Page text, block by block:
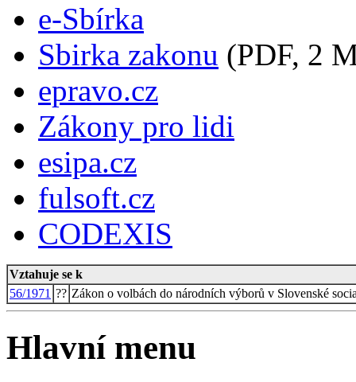
e-Sbírka
Sbirka zakonu (PDF, 2
epravo.cz
Zákony pro lidi
esipa.cz
fulsoft.cz
CODEXIS
Vztahuje se k
56/1971 ?? Zákon o volbách do národních výborů v Slovenské
Hlavní menu